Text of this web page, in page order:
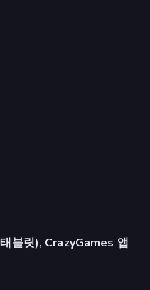
블릿), CrazyGames 앱